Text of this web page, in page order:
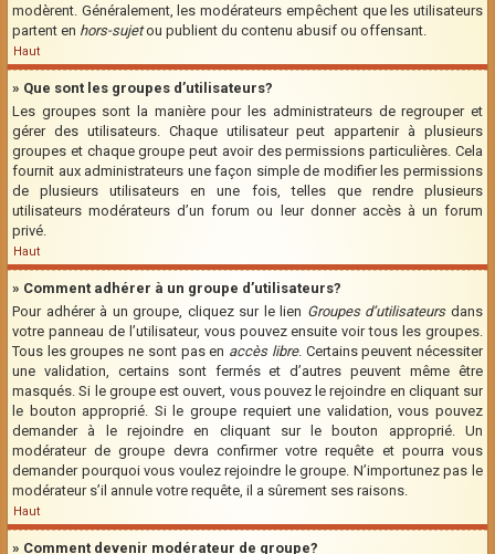
modèrent. Généralement, les modérateurs empêchent que les utilisateurs
partent en hors-sujetou publient du contenu abusif ou offensant.
Haut
» Que sont les groupes d’utilisateurs?
Les groupes sont la manière pour les administrateurs de regrouper et
gérer des utilisateurs. Chaque utilisateur peut appartenir à plusieurs
groupes et chaque groupe peut avoir des permissions particulières. Cela
fournit aux administrateurs une façon simple de modifier les permissions
de plusieurs utilisateurs en une fois, telles que rendre plusieurs
utilisateurs modérateurs d’un forum ou leur donner accès à un forum
privé.
Haut
» Comment adhérer à un groupe d’utilisateurs?
Pour adhérer à un groupe, cliquez sur le lien Groupes d’utilisateursdans
votre panneau de l’utilisateur, vous pouvez ensuite voir tous les groupes.
Tous les groupes ne sont pas en accès libre. Certains peuvent nécessiter
une validation, certains sont fermés et d’autres peuvent même être
masqués. Si le groupe est ouvert, vous pouvez le rejoindre en cliquant sur
le bouton approprié. Si le groupe requiert une validation, vous pouvez
demander à le rejoindre en cliquant sur le bouton approprié. Un
modérateur de groupe devra confirmer votre requête et pourra vous
demander pourquoi vous voulez rejoindre le groupe. N’importunez pas le
modérateur s’il annule votre requête, il a sûrement ses raisons.
Haut
» Comment devenir modérateur de groupe?